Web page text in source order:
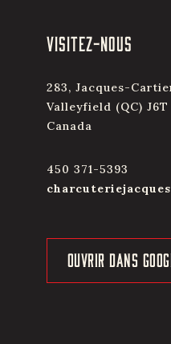
VISITEZ-NOUS
283, Jacques-
Valleyfield (QC) J6T
Canada
450 371-5393
OUVRIR DANS